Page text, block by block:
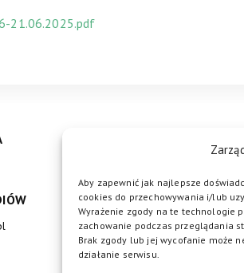
Aby zapewnić jak najlepsze
cookies do przechowywania i/lub
Wyrażenie zgody na te technologie
zachowanie podczas przeglądania
Brak zgody lub jej wycofanie może
działanie serwisu.
21.06.2025.pdf
DOŁĄCZ DO NAS